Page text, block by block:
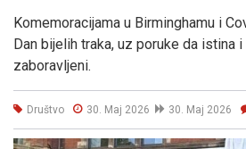
Komemoracijama u Birminghamu i
Dan bijelih traka, uz poruke da istina
zaboravljeni.
Društvo 30. Maj 2026 30. Maj 2026